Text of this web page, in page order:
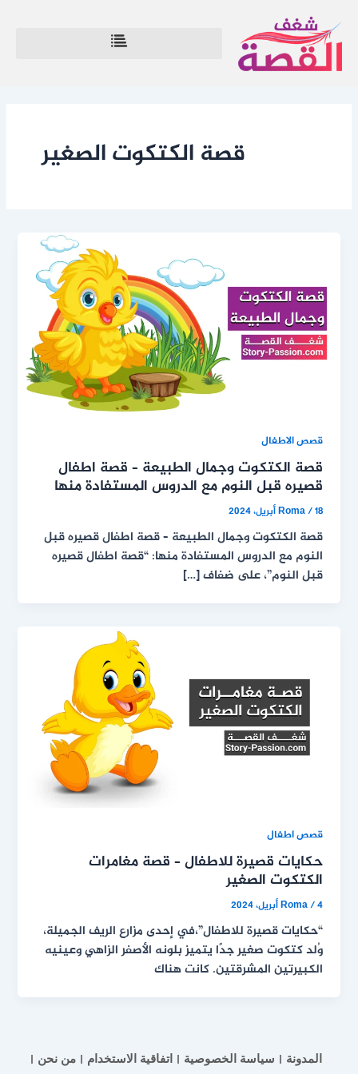
إلى
المحتوى
قصة الكتكوت الصغير
قصص الاطفال
قصة الكتكوت وجمال الطبيعة – قصة اطفال
قصيره قبل النوم مع الدروس المستفادة منها
Roma/18 أبريل، 2024
قصة الكتكوت وجمال الطبيعة – قصة اطفال قصيره قبل
النوم مع الدروس المستفادة منها: “قصة اطفال قصيره
قبل النوم”، على ضفاف […]
قصص اطفال
حكايات قصيرة للاطفال – قصة مغامرات
الكتكوت الصغير
Roma/4 أبريل، 2024
“حكايات قصيرة للاطفال”،في إحدى مزارع الريف الجميلة،
وُلد كتكوت صغير جدًا يتميز بلونه الأصفر الزاهي وعينيه
الكبيرتين المشرقتين. كانت هناك
المدونة سياسة الخصوصية اتفاقية الاستخدام من نحن